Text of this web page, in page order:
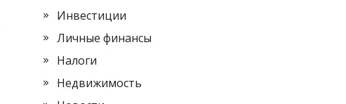
Инвестиции
Личные финансы
Налоги
Недвижимость